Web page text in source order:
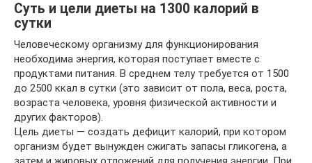
Суть и цели диеты на 1300 калорий в
сутки
Человеческому организму для функционирования
необходима энергия, которая поступает вместе с
продуктами питания. В среднем телу требуется от 1500
до 2500 ккал в сутки (это зависит от пола, веса, роста,
возраста человека, уровня физической активности и
других факторов).
Цель диеты — создать дефицит калорий, при котором
организм будет вынужден сжигать запасы гликогена, а